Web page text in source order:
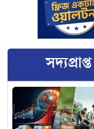
সদ্যপ্রাপ্ত